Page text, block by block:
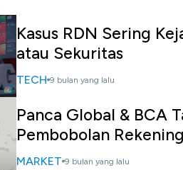
Kasus RDN Sering
atau Sekuritas
TECH 9 bulan yang lalu
Panca Global & BCA
Pembobolan
MARKET 9 bulan yang lalu